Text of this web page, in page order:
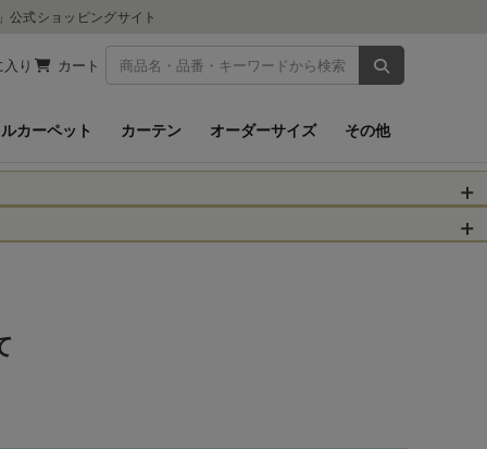
式ショッピングサイト
り カート 商品を検索
カーペット カーテン オーダーサイズ その他
のお届けに遅れが